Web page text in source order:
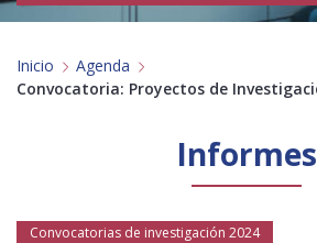
Internacional
Investigación
Antiguos Alumnos
Público general
Licenciamiento Biblioteca
Inicio Agenda
Informes
Convocatorias de investigación 2024